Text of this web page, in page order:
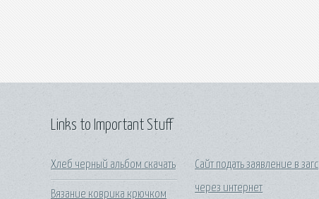
Links to Important Stuff
Хлеб черный альбом скачать
Вязание коврика крючком
Сайт подать заявление в загс
через интернет